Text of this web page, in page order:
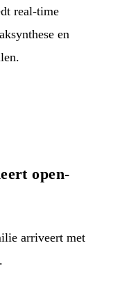
real-time
en
open-
arriveert met